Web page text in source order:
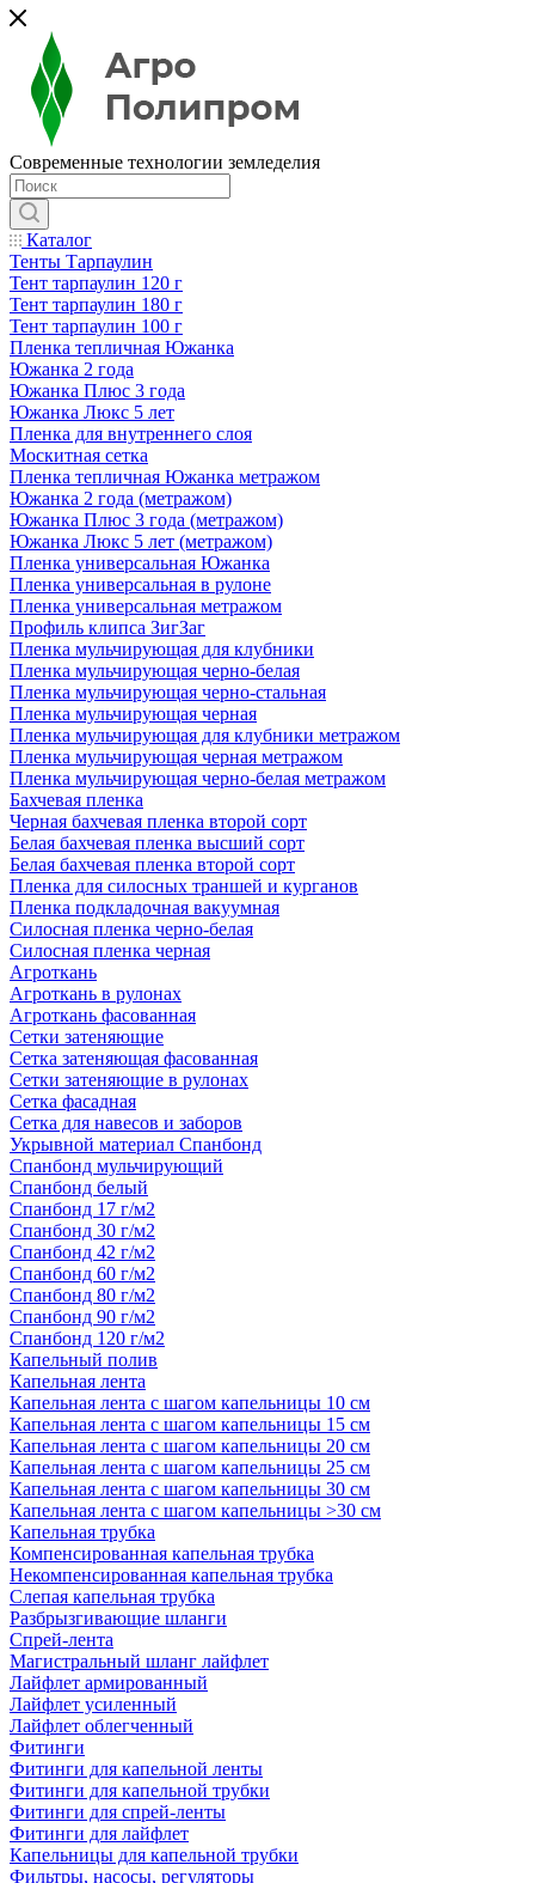
Современные технологии земледелия
Каталог
Тенты Тарпаулин
Тент тарпаулин 120 г
Тент тарпаулин 180 г
Тент тарпаулин 100 г
Пленка тепличная Южанка
Южанка 2 года
Южанка Плюс 3 года
Южанка Люкс 5 лет
Пленка для внутреннего слоя
Москитная сетка
Пленка тепличная Южанка метражом
Южанка 2 года (метражом)
Южанка Плюс 3 года (метражом)
Южанка Люкс 5 лет (метражом)
Пленка универсальная Южанка
Пленка универсальная в рулоне
Пленка универсальная метражом
Профиль клипса ЗигЗаг
Пленка мульчирующая для клубники
Пленка мульчирующая черно-белая
Пленка мульчирующая черно-стальная
Пленка мульчирующая черная
Пленка мульчирующая для клубники метражом
Пленка мульчирующая черная метражом
Пленка мульчирующая черно-белая метражом
Бахчевая пленка
Черная бахчевая пленка второй сорт
Белая бахчевая пленка высший сорт
Белая бахчевая пленка второй сорт
Пленка для силосных траншей и курганов
Пленка подкладочная вакуумная
Силосная пленка черно-белая
Силосная пленка черная
Агроткань
Агроткань в рулонах
Агроткань фасованная
Сетки затеняющие
Сетка затеняющая фасованная
Сетки затеняющие в рулонах
Сетка фасадная
Сетка для навесов и заборов
Укрывной материал Спанбонд
Спанбонд мульчирующий
Спанбонд белый
Спанбонд 17 г/м2
Спанбонд 30 г/м2
Спанбонд 42 г/м2
Спанбонд 60 г/м2
Спанбонд 80 г/м2
Спанбонд 90 г/м2
Спанбонд 120 г/м2
Капельный полив
Капельная лента
Капельная лента с шагом капельницы 10 см
Капельная лента с шагом капельницы 15 см
Капельная лента с шагом капельницы 20 см
Капельная лента с шагом капельницы 25 см
Капельная лента с шагом капельницы 30 см
Капельная лента с шагом капельницы >30 см
Капельная трубка
Компенсированная капельная трубка
Некомпенсированная капельная трубка
Слепая капельная трубка
Разбрызгивающие шланги
Спрей-лента
Магистральный шланг лайфлет
Лайфлет армированный
Лайфлет усиленный
Лайфлет облегченный
Фитинги
Фитинги для капельной ленты
Фитинги для капельной трубки
Фитинги для спрей-ленты
Фитинги для лайфлет
Капельницы для капельной трубки
Фильтры, насосы, регуляторы